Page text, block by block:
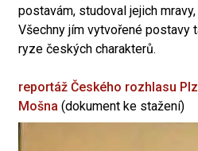
postavám, studoval jejich
Všechny jím vytvořené postavy
ryze českých charakterů.
reportáž Českého rozhlasu
Mošna (dokument ke stažení)